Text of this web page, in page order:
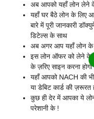
अब आपको यहाँ लोन लेने
यहाँ घर बैठे लोन के लिए
बारे में पूरी जानकारी
डिटेल्स के साथ
अब अगर आप यहाँ लोन के
इस लोन ऑफर को लेने के
के ज़रिए साइन करना होगा
यहाँ आपको NACH की
या डेबिट कार्ड की ज़रूरत
कुछ ही देर में आपका ये
परेशानी के !